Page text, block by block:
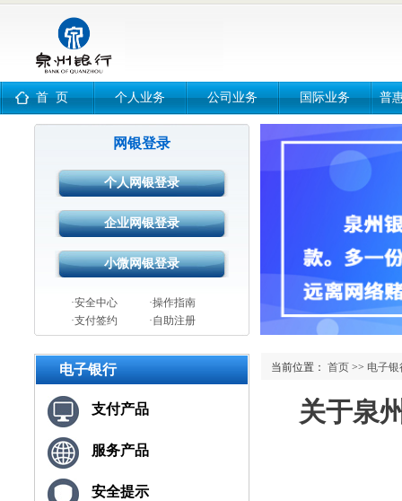
个人业务 公司业务 国际业务 普
首 页
网银登录
·安全中心
·操作指南
·支付签约
·自助注册
电子银行
支付产品
服务产品
安全提示
当前位置： 首页 >> 电子银
关于泉